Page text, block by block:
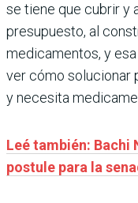
se tiene que cubrir y
presupuesto, al
medicamentos, y
ver cómo solucionar
y necesita
Leé también: Bachi
postule para la